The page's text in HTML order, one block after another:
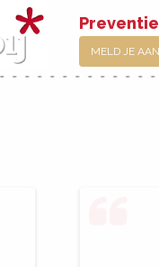
MELD JE AAN